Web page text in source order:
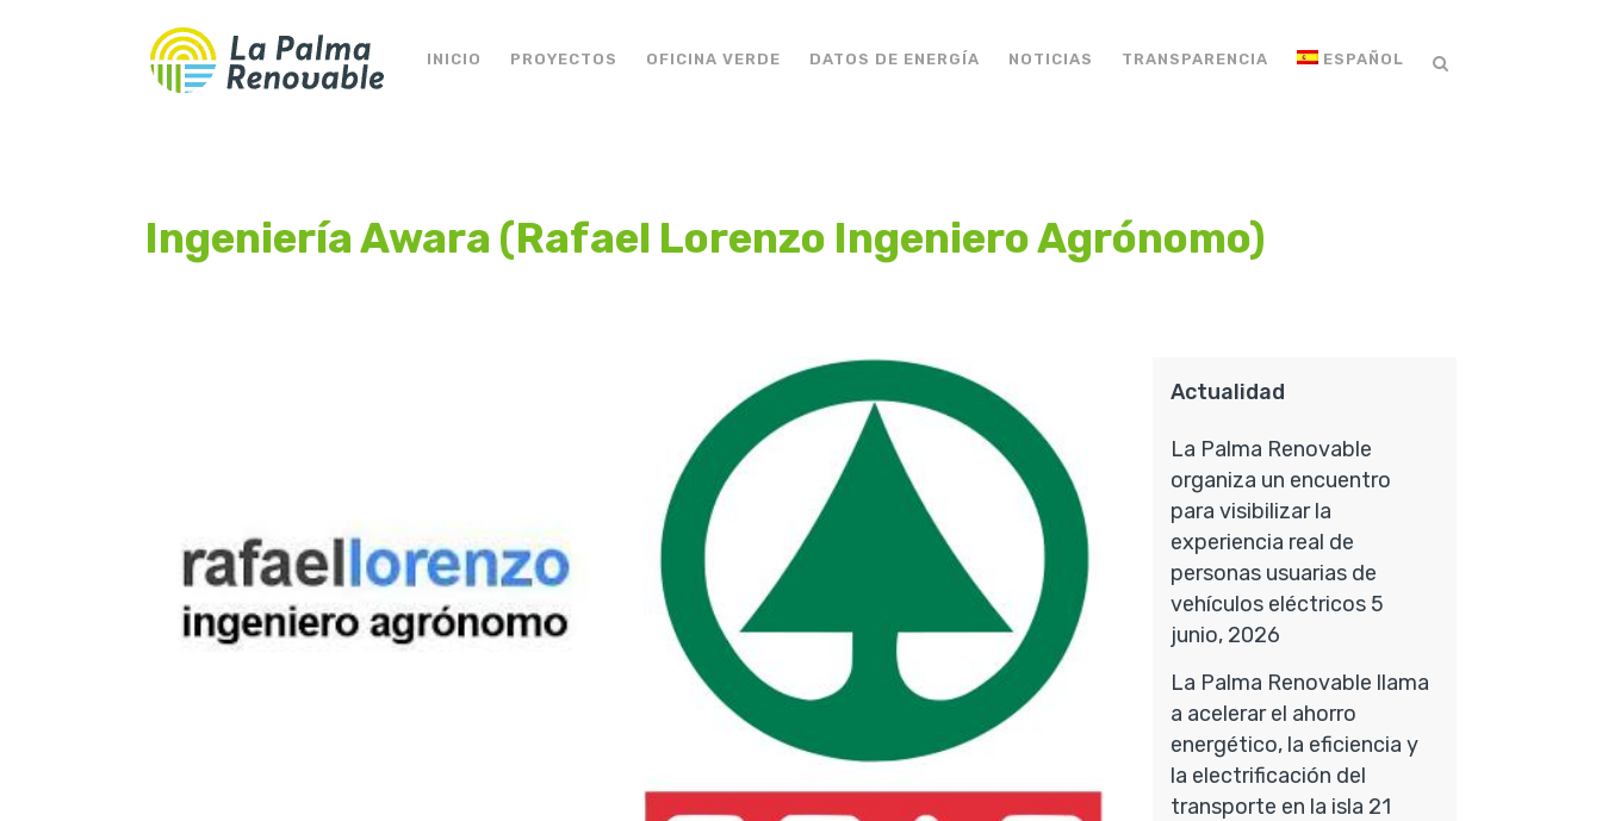
INICIO PROYECTOS OFICINA VERDE DATOS DE ENERGÍA NOTICIAS TRANSPARENCIA ESPAÑOL
Ingeniería Awara (Rafael Lorenzo Ingeniero Agrónomo)
Actualidad
La Palma Renovable
organiza un encuentro
para visibilizar la
experiencia real de
personas usuarias de
vehículos eléctricos 5
junio, 2026
La Palma Renovable llama
a acelerar el ahorro
energético, la eficiencia y
la electrificación del
transporte en la isla 21